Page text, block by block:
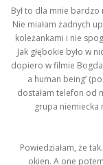
Był to dla mnie bardzo
Nie miałam żadnych
koleżankami i nie
Jak głębokie było w
dopiero w filmie
a human being’
dostałam telefon od
grupa
Powiedziałam, że
okien. A one